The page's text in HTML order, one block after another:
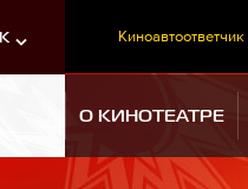
Киноавтоответчик
О КИНОТЕАТРЕ